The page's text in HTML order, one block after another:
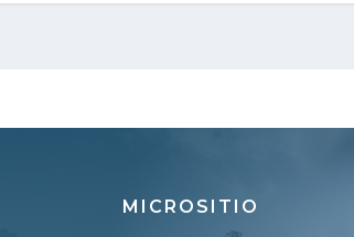
MICROSITIO